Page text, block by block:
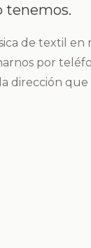
tenemos.
de textil en
por
dirección que